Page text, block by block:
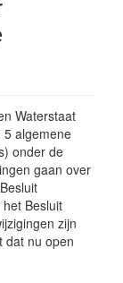
Waterstaat
5 algemene
onder de
gaan over
Besluit
zijn
dat nu open